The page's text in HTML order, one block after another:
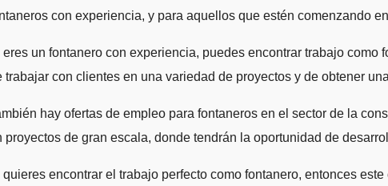
con experiencia, y para aquellos que estén comenzando
eres un fontanero con experiencia, puedes encontrar trabajo
trabajar con clientes en una variedad de proyectos y de obtener
hay ofertas de empleo para fontaneros en el sector de la
proyectos de gran escala, donde tendrán la oportunidad de
quieres encontrar el trabajo perfecto como fontanero, entonces